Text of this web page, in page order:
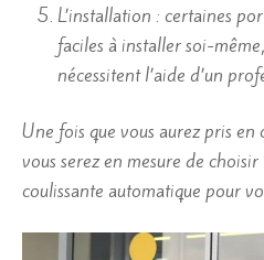
L’installation : certaines
faciles à installer soi-
nécessitent l’aide d’un
Une fois que vous aurez pris en
vous serez en mesure de
coulissante automatique pour